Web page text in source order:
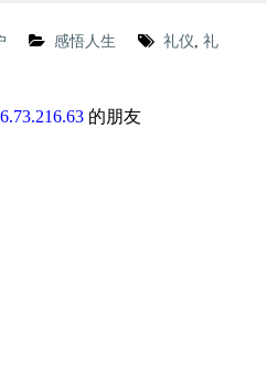
感悟人生 礼仪, 礼
的朋友